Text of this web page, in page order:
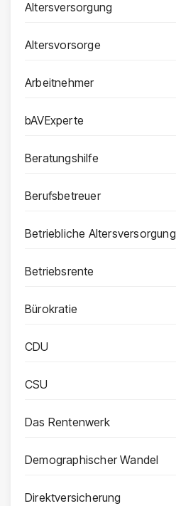
Altersversorgung
Altersvorsorge
Arbeitnehmer
bAVExperte
Beratungshilfe
Berufsbetreuer
Betriebliche Altersversorgung
Betriebsrente
Bürokratie
CDU
CSU
Das Rentenwerk
Demographischer Wandel
Direktversicherung